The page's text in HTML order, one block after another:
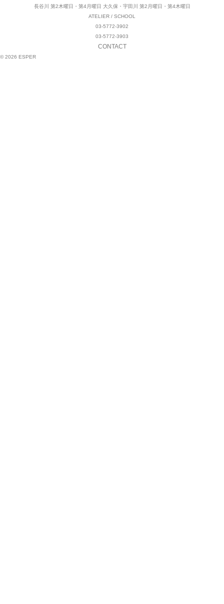
長谷川 第2木曜日・第4月曜日 大久保・宇田川 第2月曜日・第4木曜日
ATELIER / SCHOOL
03-5772-3902
03-5772-3903
CONTACT
© 2026 ESPER